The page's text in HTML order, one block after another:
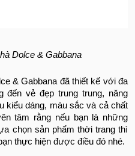
Dolce & Gabbana
& Gabbana đã thiết kế với đa
đến vẻ đẹp trung trung, năng
kiểu dáng, màu sắc và cả chất
tâm rằng nếu bạn là những
chọn sản phẩm thời trang thì
thực hiện được điều đó nhé.